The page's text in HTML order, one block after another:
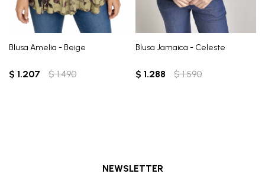
Blusa Amelia - Beige
$ 1.207 $ 1.490
Blusa Jamaica - Celeste
$ 1.288 $ 1.590
NEWSLETTER